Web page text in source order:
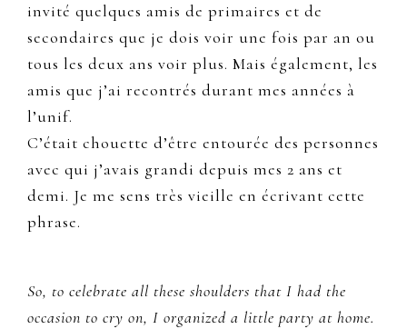
invité quelques amis de primaires et de
secondaires que je dois voir une fois par an ou
tous les deux ans voir plus. Mais également, les
amis que j’ai recontrés durant mes années à
l’unif.
C’était chouette d’être entourée des personnes
avec qui j’avais grandi depuis mes 2 ans et
demi. Je me sens très vieille en écrivant cette
phrase.
So, to celebrate all these shoulders that I had the
occasion to cry on, I organized a little party at home.